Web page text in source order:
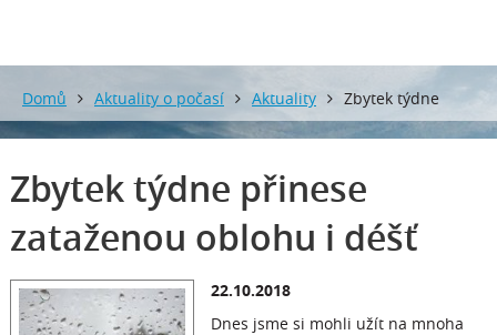
Domů Aktuality o počasí Aktuality Zbytek týdne
přinese zataženou oblohu i déšť
Zbytek týdne přinese
zataženou oblohu i déšť
22.10.2018
Dnes jsme si mohli užít na mnoha